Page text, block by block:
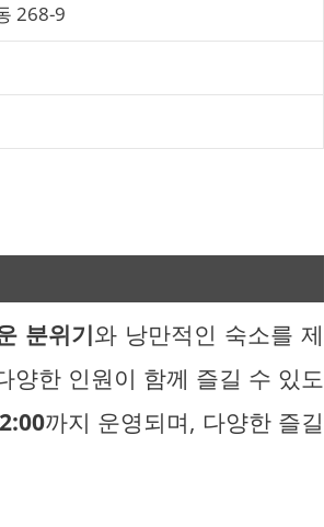
268-9
분위기와 낭만적인 숙소를 제
양한 인원이 함께 즐길 수 있도
까지 운영되며, 다양한 즐길